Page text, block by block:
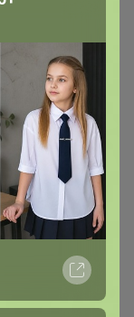
Greengo™
ZABIAKA™
MINAKU™
Арт Узор™
дерево™
Этель™